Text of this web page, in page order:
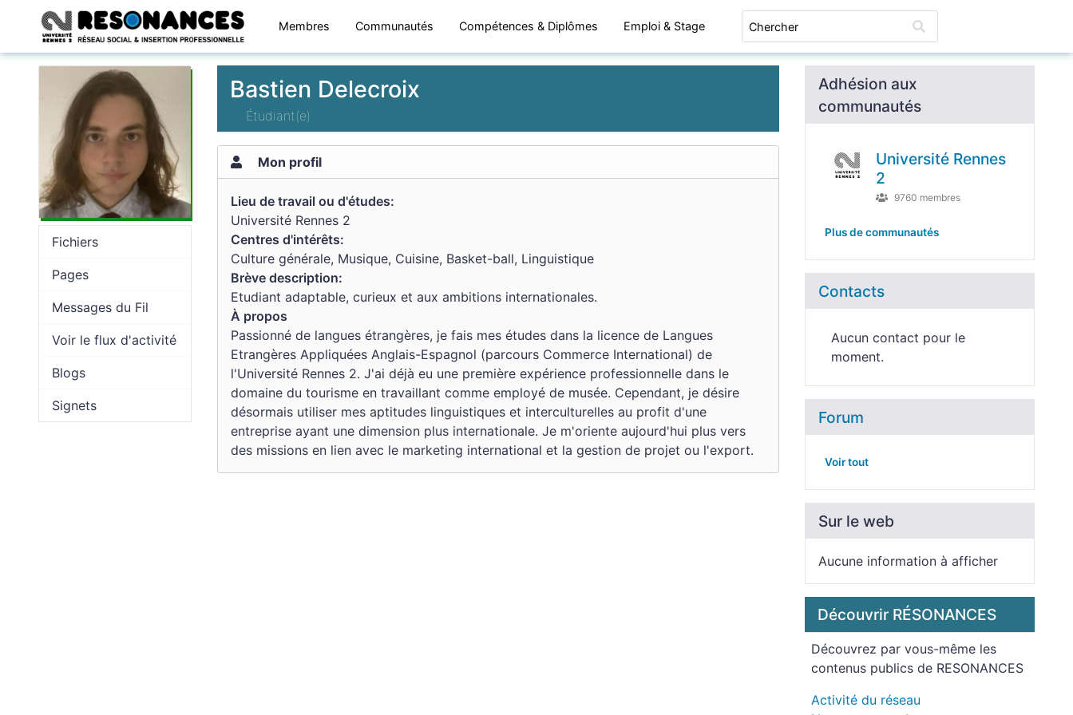
Membres Communautés Compétences & Diplômes Emploi & Stage
Fichiers
Pages
Messages du Fil
Voir le flux d'activité
Blogs
Signets
Bastien Delecroix
Étudiant(e)
Mon profil
Lieu de travail ou d'études:
Université Rennes 2
Centres d'intérêts:
Culture générale, Musique, Cuisine, Basket-ball, Linguistique
Brève description:
Etudiant adaptable, curieux et aux ambitions internationales.
À propos
Passionné de langues étrangères, je fais mes études dans la licence de Langues
Etrangères Appliquées Anglais-Espagnol (parcours Commerce International) de
l'Université Rennes 2. J'ai déjà eu une première expérience professionnelle dans le
domaine du tourisme en travaillant comme employé de musée. Cependant, je désire
désormais utiliser mes aptitudes linguistiques et interculturelles au profit d'une
entreprise ayant une dimension plus internationale. Je m'oriente aujourd'hui plus vers
des missions en lien avec le marketing international et la gestion de projet ou l'export.
Adhésion aux
communautés
Université Rennes
2
9760 membres
Plus de communautés
Contacts
Aucun contact pour le
moment.
Forum
Voir tout
Sur le web
Aucune information à afficher
Découvrir RÉSONANCES
Découvrez par vous-même les
contenus publics de RESONANCES
Activité du réseau